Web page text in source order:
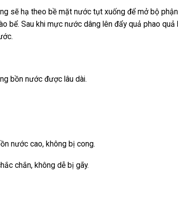
sẽ hạ theo bề mặt nước tụt xuống để mở bộ
bể. Sau khi mực nước dâng lên đẩy quả phao quả
bồn nước được lâu dài.
nước cao, không bị cong.
chắn, không dễ bị gãy.